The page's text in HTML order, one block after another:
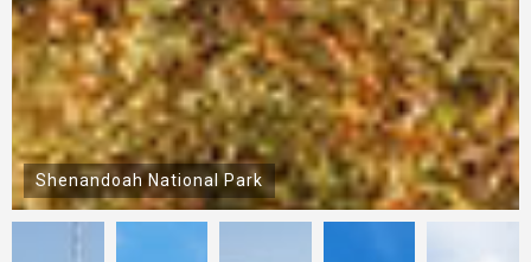
St. Michaels Church, Charleston